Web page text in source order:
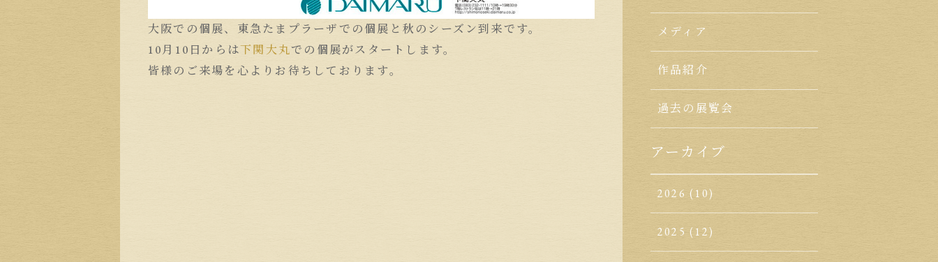
大阪での個展、東急たまプラーザでの個展と秋のシーズン到来です。
10月10日からは下関大丸での個展がスタートします。
皆様のご来場を心よりお待ちしております。
メディア
作品紹介
過去の展覧会
アーカイブ
2026 (10)
2025 (12)